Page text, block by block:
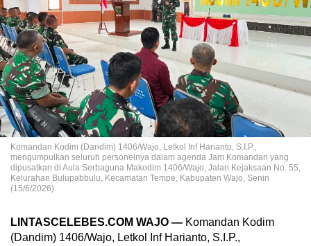
Komandan Kodim (Dandim) 1406/Wajo, Letkol Inf Harianto, S.I.P.,
mengumpulkan seluruh personelnya dalam agenda Jam Komandan yang
dipusatkan di Aula Serbaguna Makodim 1406/Wajo, Jalan Kejaksaan No. 55,
Kelurahan Bulupabbulu, Kecamatan Tempe, Kabupaten Wajo, Senin
(15/6/2026)
LINTASCELEBES.COM WAJO — Komandan Kodim
(Dandim) 1406/Wajo, Letkol Inf Harianto, S.I.P.,